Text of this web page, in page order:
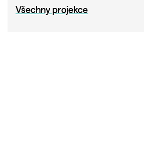
Všechny projekce